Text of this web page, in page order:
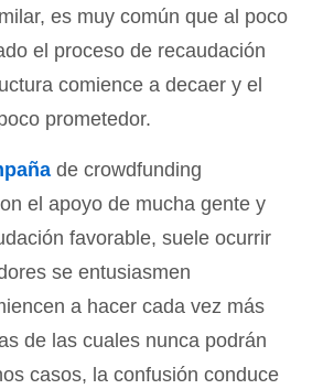
es muy común que al poco
el proceso de recaudación
comience a decaer y el
prometedor.
de crowdfunding
el apoyo de mucha gente y
favorable, suele ocurrir
se entusiasmen
a hacer cada vez más
de las cuales nunca podrán
casos, la confusión conduce